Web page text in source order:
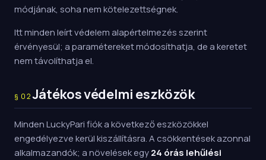
módjának, soha nem kötelezettségnek.
Itt minden leírt védelem alapértelmezés szerint
érvényesül; a paramétereket módosíthatja, de a keretet
nem távolíthatja el.
§ 02Játékos védelmi eszközök
Minden LuckyPari fiók a következő eszközökkel
engedélyezve kerül kiszállításra. A csökkentések azonnal
alkalmazandók; a növelések egy24 órás lehűlési